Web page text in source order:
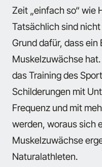
Zeit „einfach so“ wie
Tatsächlich sind
Grund dafür, dass ein
Muskelzuwächse
das Training des
Schilderungen mit
Frequenz und mit
werden, woraus sich
Muskelzuwächse
Naturalathleten.